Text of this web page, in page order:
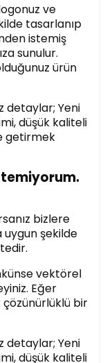
ve
tasarlanıp
istemiş
sunulur.
ürün
detaylar; Yeni
düşük kaliteli
getirmek
bizlere
uygun şekilde
vektörel
Eğer
bir
detaylar; Yeni
düşük kaliteli